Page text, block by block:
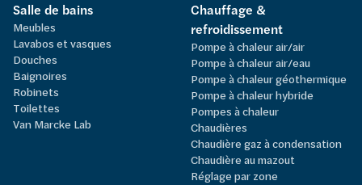
Salle de bains
Meubles
Lavabos et vasques
Douches
Baignoires
Robinets
Toilettes
Van Marcke Lab
Chauffage &
refroidissement
Pompe à chaleur air/air
Pompe à chaleur air/eau
Pompe à chaleur géothermique
Pompe à chaleur hybride
Pompes à chaleur
Chaudières
Chaudière gaz à condensation
Chaudière au mazout
Réglage par zone